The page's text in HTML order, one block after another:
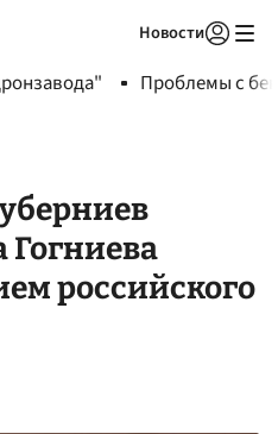
Новости
Проблемы с
Гогниева
российского